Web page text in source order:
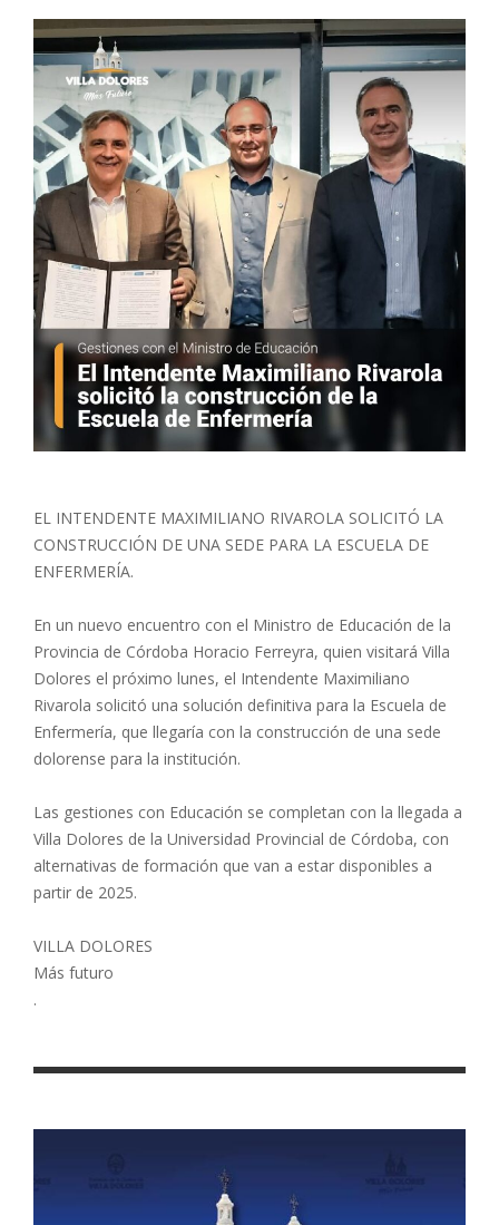
EL INTENDENTE MAXIMILIANO RIVAROLA SOLICITÓ LA
CONSTRUCCIÓN DE UNA SEDE PARA LA ESCUELA DE
ENFERMERÍA.
En un nuevo encuentro con el Ministro de Educación de la
Provincia de Córdoba Horacio Ferreyra, quien visitará Villa
Dolores el próximo lunes, el Intendente Maximiliano
Rivarola solicitó una solución definitiva para la Escuela de
Enfermería, que llegaría con la construcción de una sede
dolorense para la institución.
Las gestiones con Educación se completan con la llegada a
Villa Dolores de la Universidad Provincial de Córdoba, con
alternativas de formación que van a estar disponibles a
partir de 2025.
VILLA DOLORES
Más futuro
.